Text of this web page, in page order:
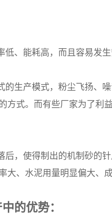
、能耗高，而且容易发生
生产模式，粉尘飞扬、噪
方式。而有些厂家为了利
，使得制出的机制砂的
大、水泥用量明显偏大、
的优势：